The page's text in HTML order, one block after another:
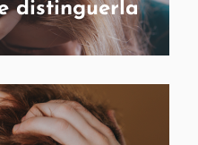
distinguerla